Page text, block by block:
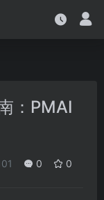
：PMAI
0 0